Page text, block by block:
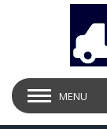
MENU